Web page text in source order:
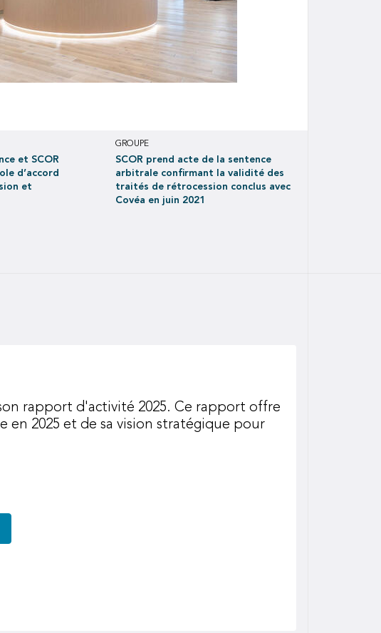
et SCOR
d’accord
et
GROUPE
SCOR prend acte de la sentence
arbitrale confirmant la validité des
traités de rétrocession conclus avec
Covéa en juin 2021
rapport d'activité 2025. Ce rapport offre
en 2025 et de sa vision stratégique pour